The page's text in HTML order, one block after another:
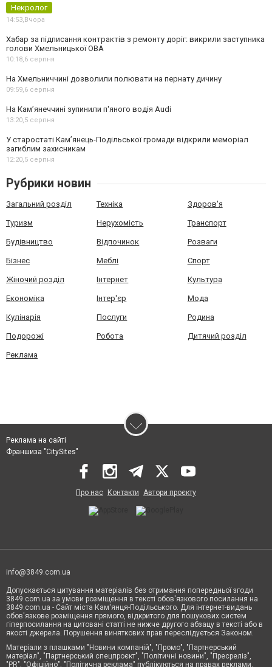
Некролог
14:53,Вчора
Хабар за підписання контрактів з ремонту доріг: викрили заступника
голови Хмельницької ОВА
10:18,6 серпня
На Хмельниччині дозволили полювати на пернату дичину
09:59,6 серпня
На Камʼянеччині зупинили п'яного водія Audi
13:20,5 серпня
У старостаті Кам’янець-Подільської громади відкрили меморіал
загиблим захисникам
12:20,5 серпня
Рубрики новин
Загальний розділ Техніка Здоров'я
Туризм Нерухомість Транспорт
Будівництво Відпочинок Розваги
Бізнес Меблі Спорт
Жіночий розділ Інтернет Культура
Економіка Інтер'єр Мода
Кулінарія Послуги Родина
Подорожі Робота Дитячий розділ
Реклама
Реклама на сайті
Франшиза "CitySites"
Про нас Контакти Автори проєкту
info@3849.com.ua
Допускається цитування матеріалів без отримання попередньої згоди
3849.com.ua за умови розміщення в тексті обов'язкового посилання на
3849.com.ua - Сайт міста Кам'янця-Подільського. Для інтернет-видань
обов'язкове розміщення прямого, відкритого для пошукових систем
гіперпосилання на цитовані статті не нижче другого абзацу в тексті або в
якості джерела. Порушення виняткових прав переслідується Законом.
Матеріали з плашками "Новини компаній", "Промо", "Партнерський
матеріал", "Партнерський спецпроєкт", "Політичні новини", "Пресреліз",
"PR", "Офіційно", "Політична реклама" публікуються на правах реклами.